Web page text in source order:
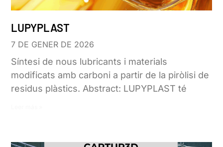
LUPYPLAST
7 DE GENER DE 2026
Síntesi de nous lubricants i materials
modificats amb carboni a partir de la piròlisi de
residus plàstics. Abstract: LUPYPLAST té